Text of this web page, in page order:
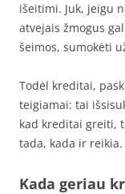
išeitimi. Juk, jeigu
atvejais žmogus
šeimos, sumokėti
Todėl kreditai,
teigiamai: tai
kad kreditai greiti,
tada, kada ir reikia.
Kada geriau